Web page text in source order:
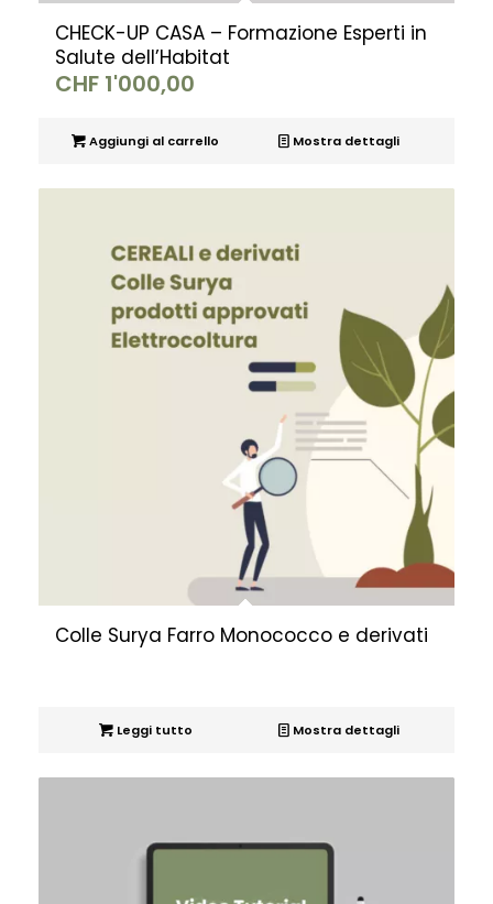
CHECK-UP CASA – Formazione Esperti in
Salute dell’Habitat
CHF1'000,00
Aggiungi al carrello Mostra dettagli
Colle Surya Farro Monococco e derivati
Leggi tutto Mostra dettagli